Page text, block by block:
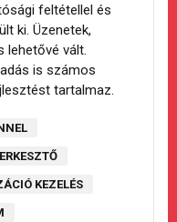
feltétellel és
ki. Üzenetek,
lehetővé vált.
is számos
tartalmaz.
KEZELÉS